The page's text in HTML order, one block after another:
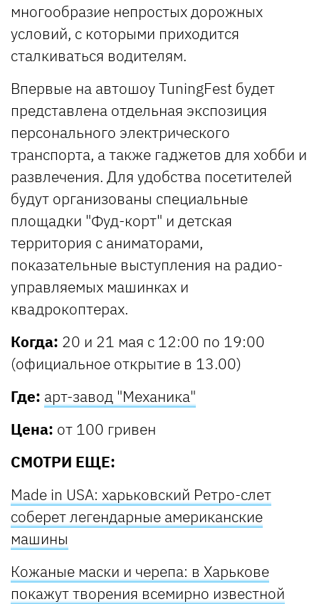
многообразие непростых дорожных
условий, с которыми приходится
сталкиваться водителям.
Впервые на автошоу TuningFest будет
представлена отдельная экспозиция
персонального электрического
транспорта, а также гаджетов для хобби и
развлечения. Для удобства посетителей
будут организованы специальные
площадки "Фуд-корт" и детская
территория с аниматорами,
показательные выступления на радио-
управляемых машинках и
квадрокоптерах.
Когда: 20 и 21 мая с 12:00 по 19:00
(официальное открытие в 13.00)
Где: арт-завод "Механика"
Цена: от 100 гривен
СМОТРИ ЕЩЕ:
Made in USA: харьковский Ретро-слет
соберет легендарные американские
машины
Кожаные маски и черепа: в Харькове
покажут творения всемирно известной